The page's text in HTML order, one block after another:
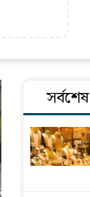
সর্বশেষ